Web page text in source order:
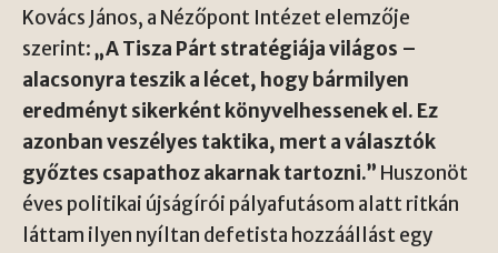
Kovács János, a Nézőpont Intézet elemzője
szerint:„A Tisza Párt stratégiája világos –
alacsonyra teszik a lécet, hogy bármilyen
eredményt sikerként könyvelhessenek el. Ez
azonban veszélyes taktika, mert a választók
győztes csapathoz akarnak tartozni.” Huszonöt
éves politikai újságírói pályafutásom alatt ritkán
láttam ilyen nyíltan defetista hozzáállást egy